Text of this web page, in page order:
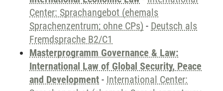
Center: Sprachangebot (ehemals
Sprachenzentrum; ohne CPs) - Deutsch als
Fremdsprache B2/C1
Masterprogramm Governance & Law:
International Law of Global Security, Peace
and Development - International Center: